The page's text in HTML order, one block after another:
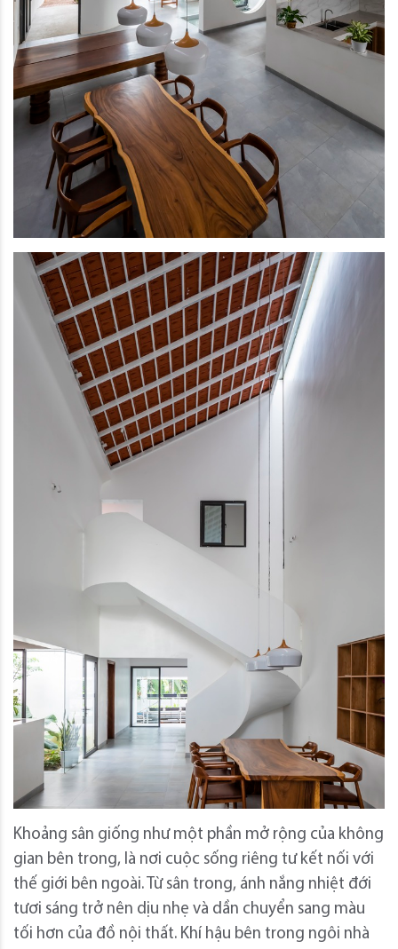
Khoảng sân giống như một phần mở rộng của không
gian bên trong, là nơi cuộc sống riêng tư kết nối với
thế giới bên ngoài.
Từ sân trong, ánh nắng nhiệt đới
tươi sáng trở nên dịu nhẹ và dần chuyển sang màu
tối hơn của đồ nội thất. Khí hậu bên trong ngôi nhà